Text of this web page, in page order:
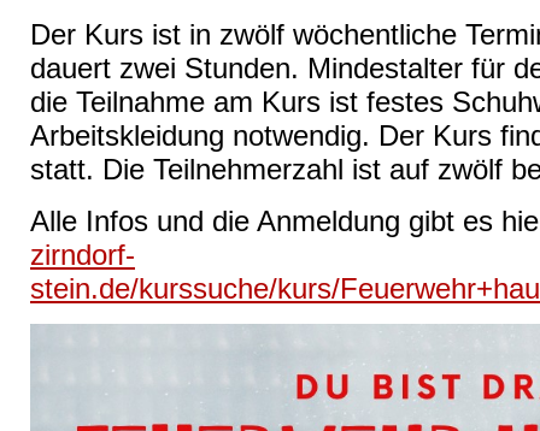
Der Kurs ist in zwölf wöchentliche
dauert zwei Stunden. Mindestalter für
die Teilnahme am Kurs ist festes
Arbeitskleidung notwendig. Der Kurs
statt. Die Teilnehmerzahl ist auf zwölf
Alle Infos und die Anmeldung gibt es
zirndorf-
stein.de/kurssuche/kurs/